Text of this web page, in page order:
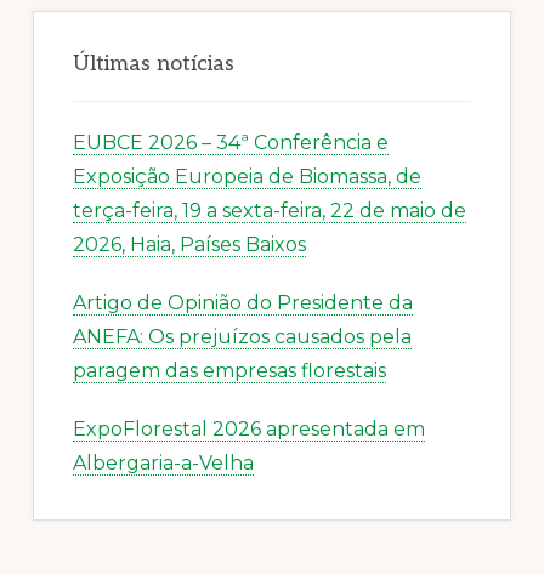
Últimas notícias
EUBCE 2026 – 34ª Conferência e
Exposição Europeia de Biomassa, de
terça-feira, 19 a sexta-feira, 22 de maio de
2026, Haia, Países Baixos
Artigo de Opinião do Presidente da
ANEFA: Os prejuízos causados pela
paragem das empresas florestais
ExpoFlorestal 2026 apresentada em
Albergaria-a-Velha